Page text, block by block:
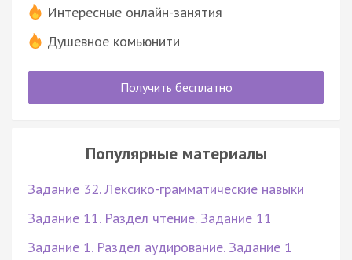
Интересные онлайн-занятия
Душевное комьюнити
Получить бесплатно
Популярные материалы
Задание 32. Лексико-грамматические навыки
Задание 11. Раздел чтение. Задание 11
Задание 1. Раздел аудирование. Задание 1